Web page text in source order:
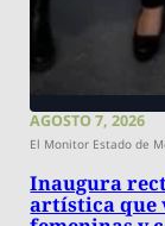
AGOSTO 7, 2026
El Monitor Estado de
Inaugura
artística que